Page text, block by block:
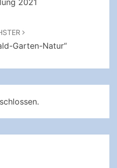
2021
Garten-Natur“